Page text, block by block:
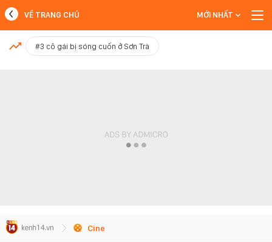
MỚI NHẤT
VỀ TRANG CHỦ MỚI NHẤT
#3 cô gái bị sóng cuốn ở Sơn Trà
Cine